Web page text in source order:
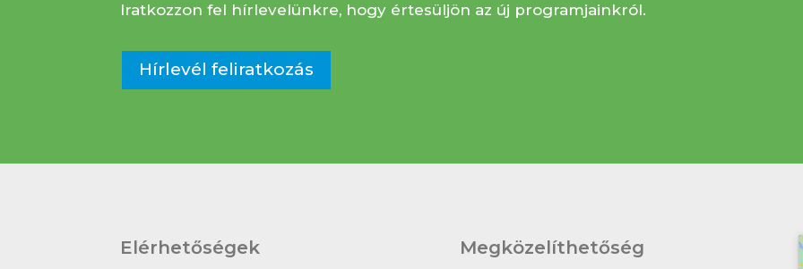
Iratkozzon fel hírlevelünkre, hogy értesüljön az új programjainkról.
Hírlevél feliratkozás
Elérhetőségek Megközelíthetőség